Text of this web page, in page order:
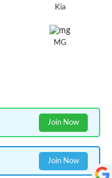
Kia
MG
Join Now
Join Now